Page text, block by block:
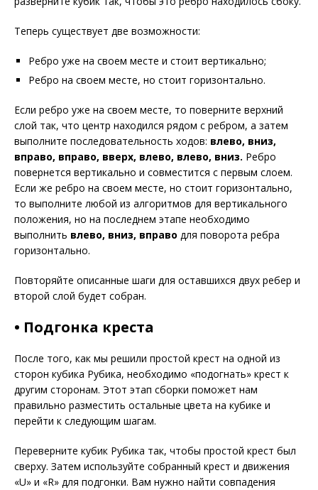
Теперь существует две возможности:
Ребро уже на своем месте и стоит вертикально;
Ребро на своем месте, но стоит горизонтально.
Если ребро уже на своем месте, то поверните верхний
слой так, что центр находился рядом с ребром, а затем
выполните последовательность ходов: влево, вниз,
вправо, вправо, вверх, влево, влево, вниз. Ребро
повернется вертикально и совместится с первым слоем.
Если же ребро на своем месте, но стоит горизонтально,
то выполните любой из алгоритмов для вертикального
положения, но на последнем этапе необходимо
выполнить влево, вниз, вправо для поворота ребра
горизонтально.
Повторяйте описанные шаги для оставшихся двух ребер и
второй слой будет собран.
• Подгонка креста
После того, как мы решили простой крест на одной из
сторон кубика Рубика, необходимо «подогнать» крест к
другим сторонам. Этот этап сборки поможет нам
правильно разместить остальные цвета на кубике и
перейти к следующим шагам.
Переверните кубик Рубика так, чтобы простой крест был
сверху. Затем используйте собранный крест и движения
«U» и «R» для подгонки. Вам нужно найти совпадения